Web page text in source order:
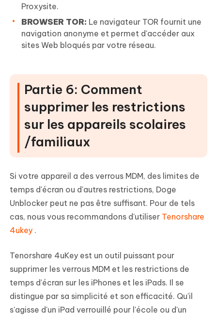
Proxysite.
BROWSER TOR: Le navigateur TOR fournit une
navigation anonyme et permet d'accéder aux
sites Web bloqués par votre réseau.
Partie 6: Comment
supprimer les restrictions
sur les appareils scolaires
/familiaux
Si votre appareil a des verrous MDM, des limites de
temps d'écran ou d'autres restrictions, Doge
Unblocker peut ne pas être suffisant. Pour de tels
cas, nous vous recommandons d'utiliser Tenorshare
4ukey .
Tenorshare 4uKey est un outil puissant pour
supprimer les verrous MDM et les restrictions de
temps d'écran sur les iPhones et les iPads. Il se
distingue par sa simplicité et son efficacité. Qu'il
s'agisse d'un iPad verrouillé pour l'école ou d'un